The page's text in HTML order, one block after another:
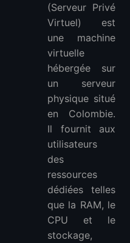
(Serveur Privé
Virtuel) est
une machine
virtuelle
hébergée sur
un serveur
physique situé
en Colombie.
Il fournit aux
utilisateurs
des
ressources
dédiées telles
que la RAM, le
CPU et le
stockage,